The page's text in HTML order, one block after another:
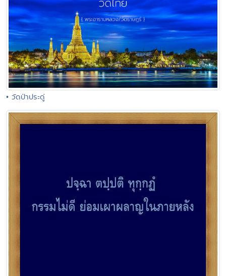
• วัดป่าประดู่